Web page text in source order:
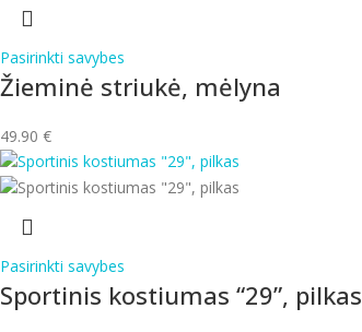
Pasirinkti savybes
Žieminė striukė, mėlyna
49.90 €
Pasirinkti savybes
Sportinis kostiumas “29”, pilkas